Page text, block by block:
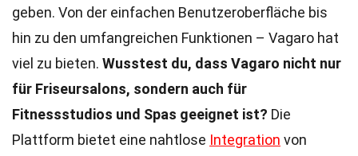
geben. Von der einfachen Benutzeroberfläche bis
hin zu den umfangreichen Funktionen – Vagaro hat
viel zu bieten. Wusstest du, dass Vagaro nicht nur
für Friseursalons, sondern auch für
Fitnessstudios und Spas geeignet ist? Die
Plattform bietet eine nahtlose Integration von